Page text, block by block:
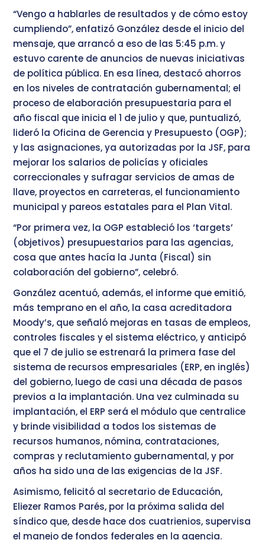
“Vengo a hablarles de resultados y de cómo estoy
cumpliendo”, enfatizó González desde el inicio del
mensaje, que arrancó a eso de las 5:45 p.m. y
estuvo carente de anuncios de nuevas iniciativas
de política pública. En esa línea, destacó ahorros
en los niveles de contratación gubernamental; el
proceso de elaboración presupuestaria para el
año fiscal que inicia el 1 de julio y que, puntualizó,
lideró la Oficina de Gerencia y Presupuesto (OGP);
y las asignaciones, ya autorizadas por la JSF, para
mejorar los salarios de policías y oficiales
correccionales y sufragar servicios de amas de
llave, proyectos en carreteras, el funcionamiento
municipal y pareos estatales para el Plan Vital.
“Por primera vez, la OGP estableció los ‘targets’
(objetivos) presupuestarios para las agencias,
cosa que antes hacía la Junta (Fiscal) sin
colaboración del gobierno”, celebró.
González acentuó, además, el informe que emitió,
más temprano en el año, la casa acreditadora
Moody’s, que señaló mejoras en tasas de empleos,
controles fiscales y el sistema eléctrico, y anticipó
que el 7 de julio se estrenará la primera fase del
sistema de recursos empresariales (ERP, en inglés)
del gobierno, luego de casi una década de pasos
previos a la implantación. Una vez culminada su
implantación, el ERP será el módulo que centralice
y brinde visibilidad a todos los sistemas de
recursos humanos, nómina, contrataciones,
compras y reclutamiento gubernamental, y por
años ha sido una de las exigencias de la JSF.
Asimismo, felicitó al secretario de Educación,
Eliezer Ramos Parés, por la próxima salida del
síndico que, desde hace dos cuatrienios, supervisa
el manejo de fondos federales en la agencia.